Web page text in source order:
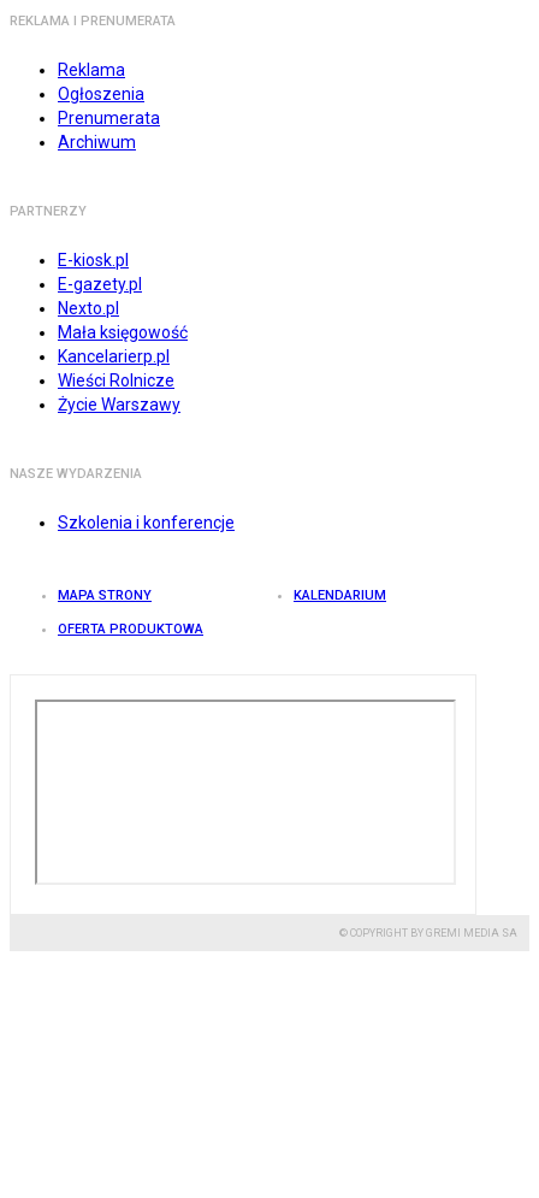
REKLAMA I PRENUMERATA
Reklama
Ogłoszenia
Prenumerata
Archiwum
PARTNERZY
E-kiosk.pl
E-gazety.pl
Nexto.pl
Mała księgowość
Kancelarierp.pl
Wieści Rolnicze
Życie Warszawy
NASZE WYDARZENIA
Szkolenia i konferencje
MAPA STRONY KALENDARIUM
OFERTA PRODUKTOWA
© COPYRIGHT BY GREMI MEDIA SA